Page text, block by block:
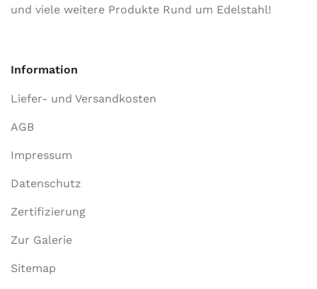
und viele weitere Produkte Rund um Edelstahl!
Information
Liefer- und Versandkosten
AGB
Impressum
Datenschutz
Zertifizierung
Zur Galerie
Sitemap